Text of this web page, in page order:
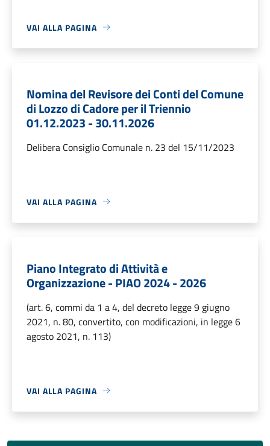
VAI ALLA PAGINA
Nomina del Revisore dei Conti del Comune
di Lozzo di Cadore per il Triennio
01.12.2023 - 30.11.2026
Delibera Consiglio Comunale n. 23 del 15/11/2023
VAI ALLA PAGINA
Piano Integrato di Attività e
Organizzazione - PIAO 2024 - 2026
(art. 6, commi da 1 a 4, del decreto legge 9 giugno
2021, n. 80, convertito, con modificazioni, in legge 6
agosto 2021, n. 113)
VAI ALLA PAGINA